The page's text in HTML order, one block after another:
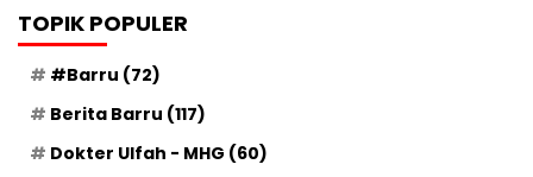
TOPIK POPULER
#Barru (72)
Berita Barru (117)
Dokter Ulfah - MHG (60)